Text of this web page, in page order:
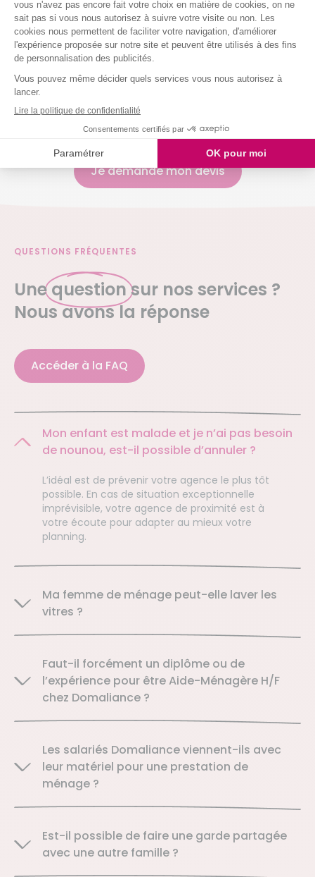
Nettoyer vos vitres
Laver votre vaisselle
Et même arroser vos plantes !
simultanées
Je demande mon devis
QUESTIONS FRÉQUENTES
Une question sur nos services ?
Nous avons la réponse
Accéder à la FAQ
Mon enfant est malade et je n’ai pas besoin
de nounou, est-il possible d’annuler ?
L’idéal est de prévenir votre agence le plus tôt
possible. En cas de situation exceptionnelle
imprévisible, votre agence de proximité est à
votre écoute pour adapter au mieux votre
planning.
Ma femme de ménage peut-elle laver les
vitres ?
Faut-il forcément un diplôme ou de
l’expérience pour être Aide-Ménagère H/F
chez Domaliance ?
Les salariés Domaliance viennent-ils avec
leur matériel pour une prestation de
ménage ?
Est-il possible de faire une garde partagée
avec une autre famille ?